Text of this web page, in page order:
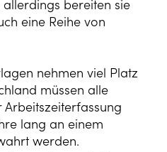
allerdings bereiten sie
eine Reihe von
nehmen viel Platz
müssen alle
lang an einem
werden.